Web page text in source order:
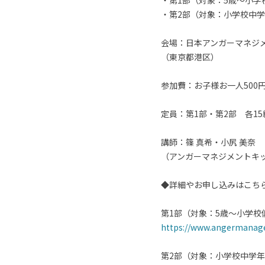
・第2部（対象：小学校中
会場：日本アンガーマネジ
（東京都港区）
参加費：お子様お一人500
定員：第1部・第2部 各15
講師：篠 真希・小尻 美奈
（アンガーマネジメント
◆詳細やお申し込みはこち
第1部（対象：5歳～小学
https://
第2部（対象：小学校中学